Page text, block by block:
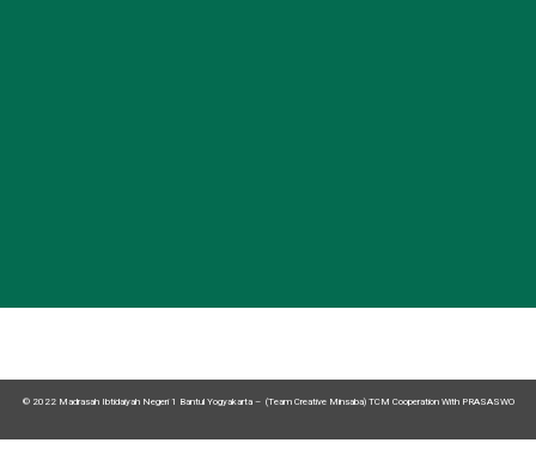
© 2022 Madrasah Ibtidaiyah Negeri 1 Bantul Yogyakarta – (Team Creative Minsaba) TCM Cooperation With PRASASWO